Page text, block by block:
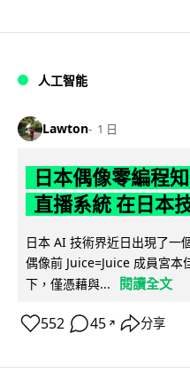
人工智能
Lawton 1 日
日本偶像零編程
直播系統 在日本
日本 AI 技術界近日出現了一
偶像前 Juice=Juice 成員宮本
下，僅憑藉與...
閱讀全文
552 45 ↗ 分享